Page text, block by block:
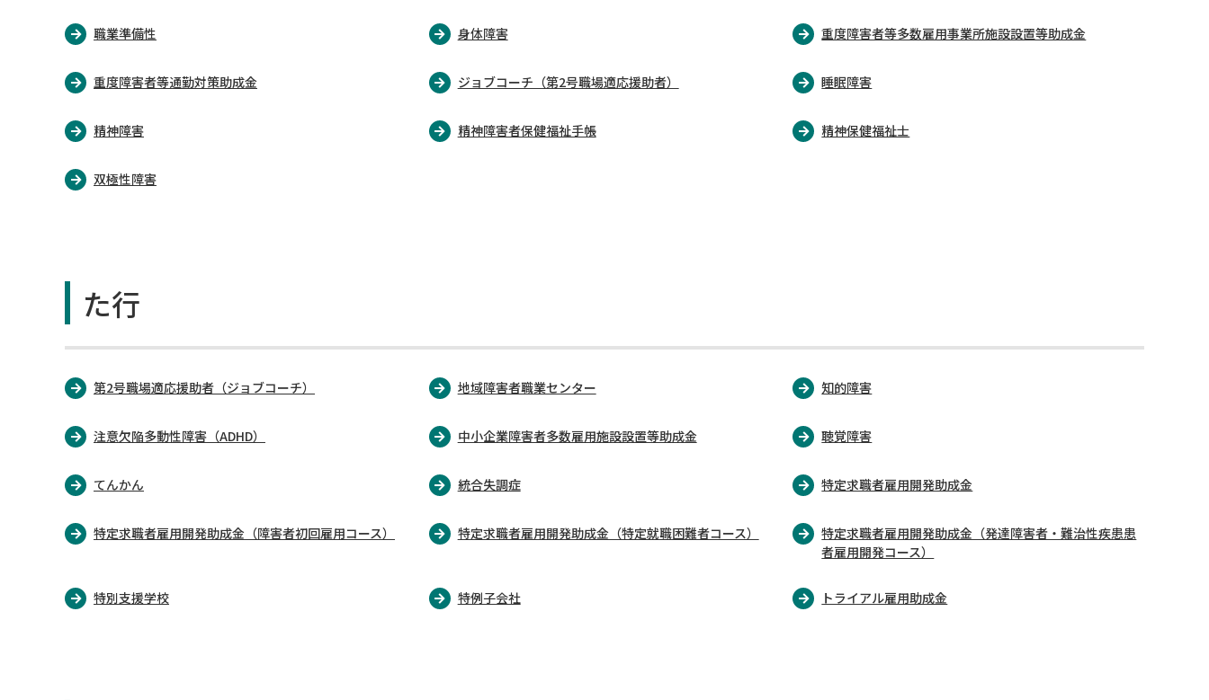
職業準備性 身体障害 重度障害者等多数雇用事業所施設設置等助成金
重度障害者等通勤対策助成金 ジョブコーチ（第2号職場適応援助者） 睡眠障害
精神障害 精神障害者保健福祉手帳 精神保健福祉士
双極性障害
た行
第2号職場適応援助者（ジョブコーチ） 地域障害者職業センター 知的障害
注意欠陥多動性障害（ADHD） 中小企業障害者多数雇用施設設置等助成金 聴覚障害
てんかん 統合失調症 特定求職者雇用開発助成金
特定求職者雇用開発助成金（障害者初回雇用コース） 特定求職者雇用開発助成金（特定就職困難者コース）
特定求職者雇用開発助成金（発達障害者・難治性疾患患
者雇用開発コース）
特別支援学校 特例子会社 トライアル雇用助成金